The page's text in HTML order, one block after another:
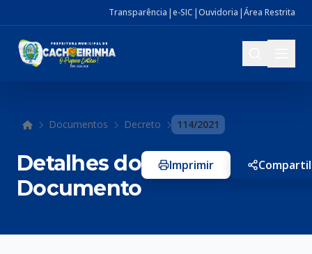
Transparência |e-SIC |Ouvidoria |Área Restrita
Início Documentos Decreto 114/2021
Detalhes do
Documento
Imprimir